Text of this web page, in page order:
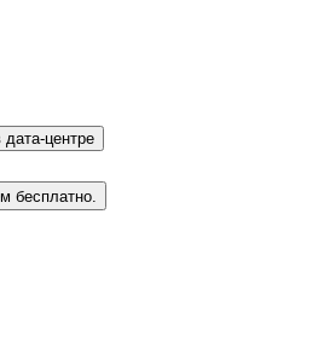
центре
бесплатно.